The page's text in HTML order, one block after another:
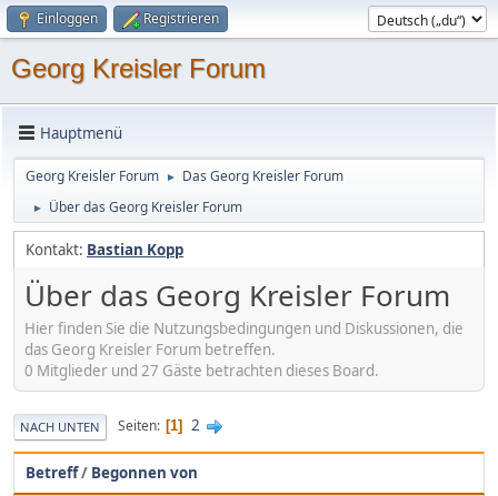
Einloggen Registrieren
Georg Kreisler Forum
Hauptmenü
Georg Kreisler Forum ► Das Georg Kreisler Forum
► Über das Georg Kreisler Forum
Kontakt: Bastian Kopp
Über das Georg Kreisler Forum
Hier finden Sie die Nutzungsbedingungen und Diskussionen, die
das Georg Kreisler Forum betreffen.
0 Mitglieder und 27 Gäste betrachten dieses Board.
NACH UNTEN Seiten 1 2
Betreff/ Begonnen von